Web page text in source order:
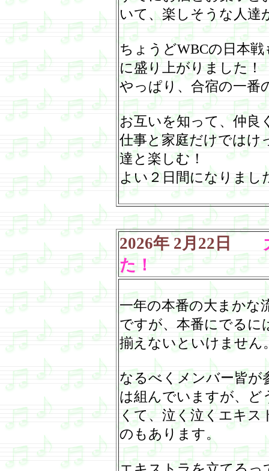
いて、楽しそうな人達
ちょうどWBCの日本
に盛り上がりました！
やっぱり、合宿の一番
お互いを知って、仲良
仕事と家庭だけではけ
達と楽しむ！
よい２日間になりまし
2026年 2月 22 日
大
た！
一年の本番の大まかな
ですが、本番にでるに
揃えないといけません
なるべくメンバー皆が
は組んでいますが、ど
くて、泣く泣くエキ
のもあります。